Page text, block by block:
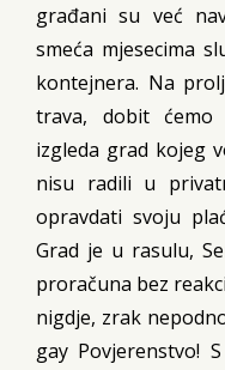
građani su već
smeća mjesecima
kontejnera. Na
trava, dobit
izgleda grad kojeg
nisu radili u
opravdati svoju
Grad je u rasulu,
proračuna bez
nigdje, zrak
gay Povjerenstvo!